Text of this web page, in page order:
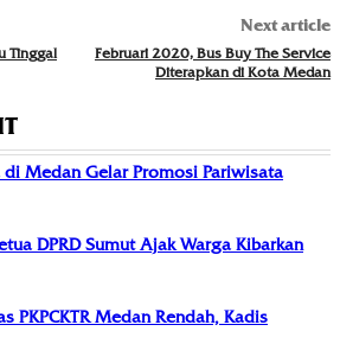
Tinggal
Next article
Februari 2020, Bus Buy The Service
Diterapkan di Kota Medan
Medan Gelar Promosi Pariwisata
DPRD Sumut Ajak Warga Kibarkan
PKPCKTR Medan Rendah, Kadis